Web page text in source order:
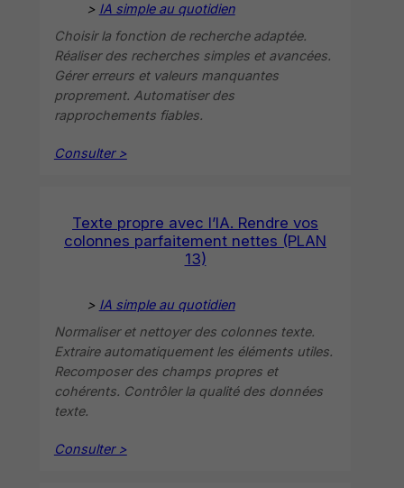
> IA simple au quotidien
Choisir la fonction de recherche adaptée.
Réaliser des recherches simples et avancées.
Gérer erreurs et valeurs manquantes
proprement. Automatiser des
rapprochements fiables.
Consulter >
Texte propre avec l’IA. Rendre vos
colonnes parfaitement nettes (PLAN
13)
> IA simple au quotidien
Normaliser et nettoyer des colonnes texte.
Extraire automatiquement les éléments utiles.
Recomposer des champs propres et
cohérents. Contrôler la qualité des données
texte.
Consulter >